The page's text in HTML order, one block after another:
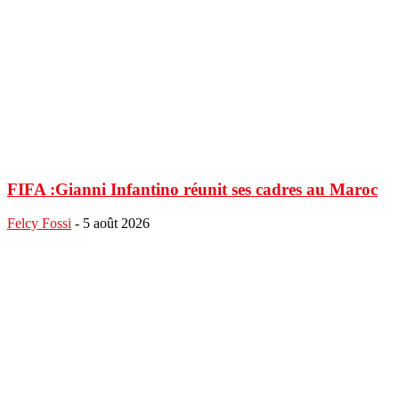
FIFA :Gianni Infantino réunit ses cadres au Maroc
Felcy Fossi - 5 août 2026